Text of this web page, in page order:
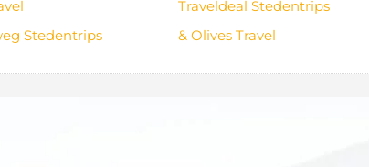
Stedentrips
Traveldeal Stedentrips
& Olives Travel